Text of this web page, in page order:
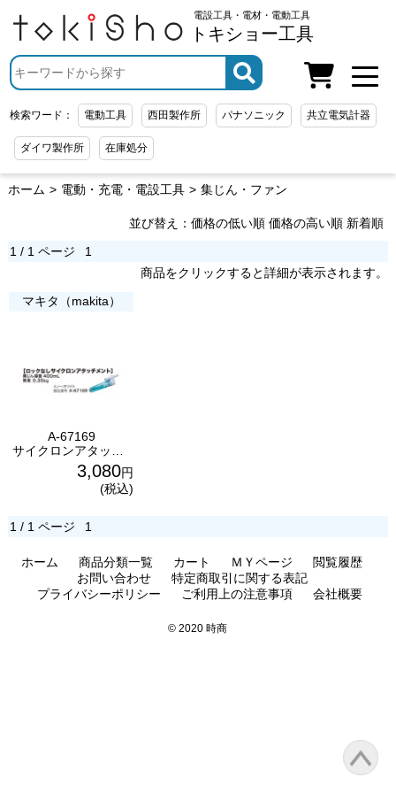
電設工具・電材・電動工具
トキショー工具
検索ワード： 電動工具 西田製作所 パナソニック 共立電気計器
ダイワ製作所 在庫処分
ホーム 電動・充電・電設工具 集じん・ファン
並び替え：価格の低い順 価格の高い順 新着順
1 / 1 ページ
1
商品をクリックすると詳細が表示されます。
マキタ（makita）
A-67169
3,080円
(税込)
1 / 1 ページ 1
ホーム 商品分類一覧 カート ＭＹページ
閲覧履歴
お問い合わせ
特定商取引に関する表記
プライバシーポリシー
ご利用上の注意事項 会社概要
© 2020 時商